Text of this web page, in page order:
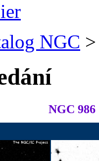
NGC >
NGC 986